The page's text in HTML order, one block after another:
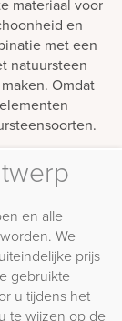
materiaal voor
en
met een
natuursteen
Omdat
en alle
We
prijs
gebruikte
u tijdens het
te wijzen op de